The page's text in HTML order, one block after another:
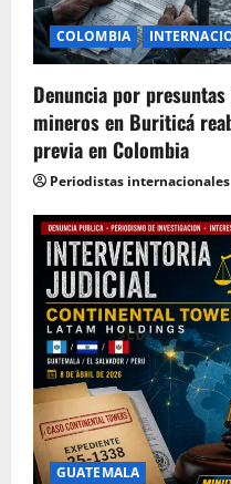
COLOMBIA
Denuncia por
mineros en Buriticá
previa en Colombia
Periodistas internacionales
GUATEMALA